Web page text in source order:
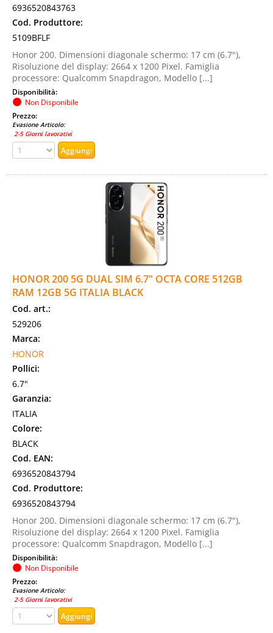
6936520843763
Cod. Produttore:
5109BFLF
Honor 200. Dimensioni diagonale schermo: 17 cm (6.7"),
Risoluzione del display: 2664 x 1200 Pixel. Famiglia
processore: Qualcomm Snapdragon, Modello [...]
Disponibilità:
Non Disponibile
Prezzo:
Evasione Articolo:
2-5 Giorni lavorativi
HONOR 200 5G DUAL SIM 6.7" OCTA CORE 512GB
RAM 12GB 5G ITALIA BLACK
Cod. art.:
529206
Marca:
HONOR
Pollici:
6.7"
Garanzia:
ITALIA
Colore:
BLACK
Cod. EAN:
6936520843794
Cod. Produttore:
6936520843794
Honor 200. Dimensioni diagonale schermo: 17 cm (6.7"),
Risoluzione del display: 2664 x 1200 Pixel. Famiglia
processore: Qualcomm Snapdragon, Modello [...]
Disponibilità:
Non Disponibile
Prezzo:
Evasione Articolo:
2-5 Giorni lavorativi